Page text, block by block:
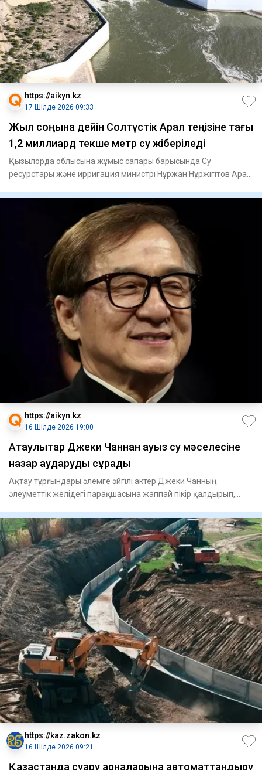
https://aikyn.kz
17 Шілде 2026 09:33
Жыл соңына дейін Солтүстік Арал теңізіне тағы
1,2 миллиард текше метр су жіберіледі
Қызылорда облысына жұмыс сапары барысында Су
ресурстары және ирригация министрі Нұржан Нұржігітов Арал
https://aikyn.kz
16 Шілде 2026 19:00
Ақтаулықтар Джеки Чаннан ауыз су мәселесіне
назар аударуды сұрады
Ақтау тұрғындары әлемге әйгілі актер Джеки Чанның
әлеуметтік желідегі парақшасына жаппай пікір қалдырып,
https://kaz.zakon.kz
16 Шілде 2026 09:21
Қазақстанда суару арналарына автоматтандыру